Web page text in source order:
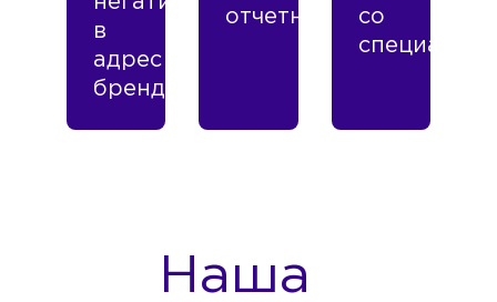
в
адрес
бренда
отчетность
со
Наша